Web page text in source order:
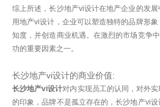
综上所述，长沙地产vi设计在地产企业的发
用地产vi设计，企业可以塑造独特的品牌形
知度，并创造商业机遇。在激烈的市场竞争
功的重要因素之一。
长沙地产vi设计的商业价值:
长沙地产vi设计对内实现员工的认同，对外
的印象，品牌不是孤立存在的，长沙地产vi